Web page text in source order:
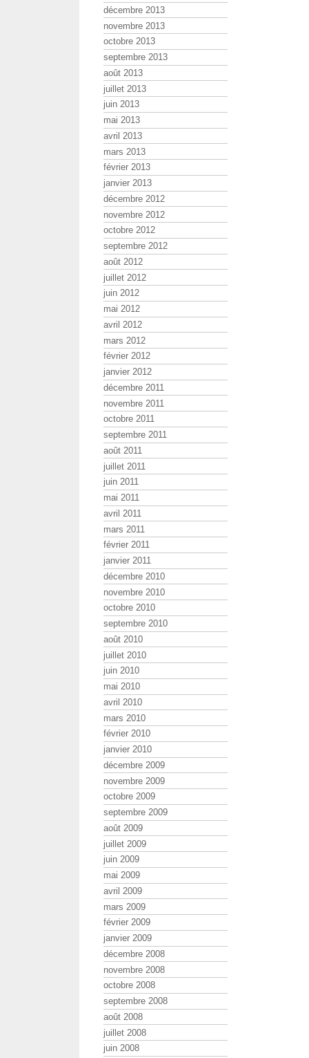
décembre 2013
novembre 2013
octobre 2013
septembre 2013
août 2013
juillet 2013
juin 2013
mai 2013
avril 2013
mars 2013
février 2013
janvier 2013
décembre 2012
novembre 2012
octobre 2012
septembre 2012
août 2012
juillet 2012
juin 2012
mai 2012
avril 2012
mars 2012
février 2012
janvier 2012
décembre 2011
novembre 2011
octobre 2011
septembre 2011
août 2011
juillet 2011
juin 2011
mai 2011
avril 2011
mars 2011
février 2011
janvier 2011
décembre 2010
novembre 2010
octobre 2010
septembre 2010
août 2010
juillet 2010
juin 2010
mai 2010
avril 2010
mars 2010
février 2010
janvier 2010
décembre 2009
novembre 2009
octobre 2009
septembre 2009
août 2009
juillet 2009
juin 2009
mai 2009
avril 2009
mars 2009
février 2009
janvier 2009
décembre 2008
novembre 2008
octobre 2008
septembre 2008
août 2008
juillet 2008
juin 2008